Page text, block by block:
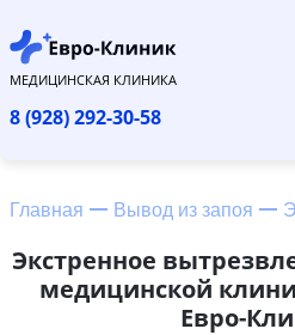
МЕДИЦИНСКАЯ КЛИНИКА
8 (928) 292-30-58
Главная Вывод из запоя
Экстренное
медицинской
Евро-